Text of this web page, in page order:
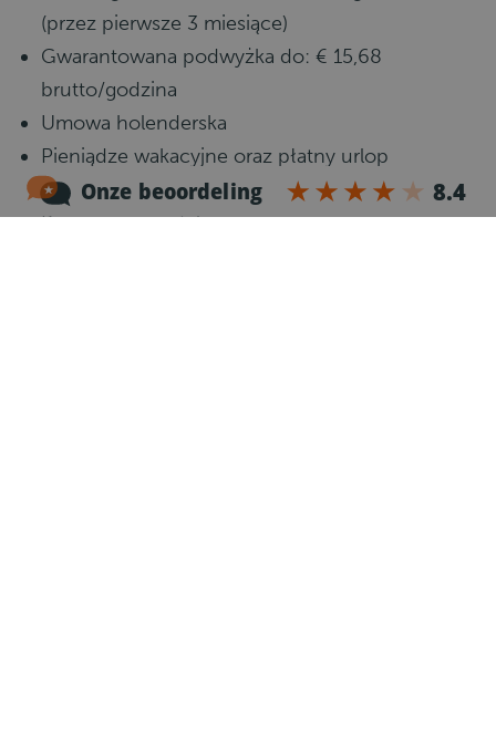
(przez pierwsze 3 miesiące)
Gwarantowana podwyżka do: € 15,68
brutto/godzina
Umowa holenderska
Pieniądze wakacyjne oraz płatny urlop
Ubezpieczenie zdrowotne
Program emerytalny